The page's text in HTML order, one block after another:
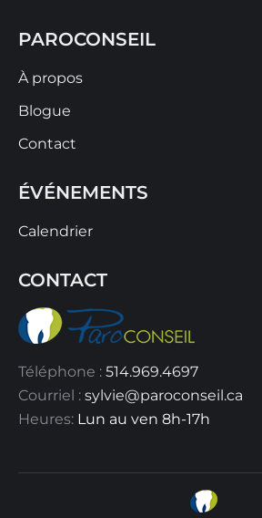
PAROCONSEIL
À propos
Blogue
Contact
ÉVÉNEMENTS
Calendrier
CONTACT
Téléphone : 514.969.4697
Courriel : sylvie@paroconseil.ca
Heures: Lun au ven 8h-17h